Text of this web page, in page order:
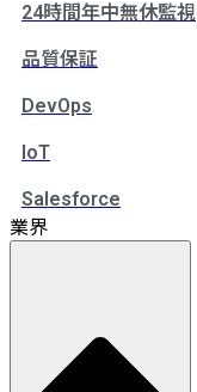
24時間年中無休監視
品質保証
DevOps
IoT
Salesforce
業界